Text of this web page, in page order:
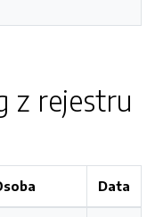
z rejestru
Data